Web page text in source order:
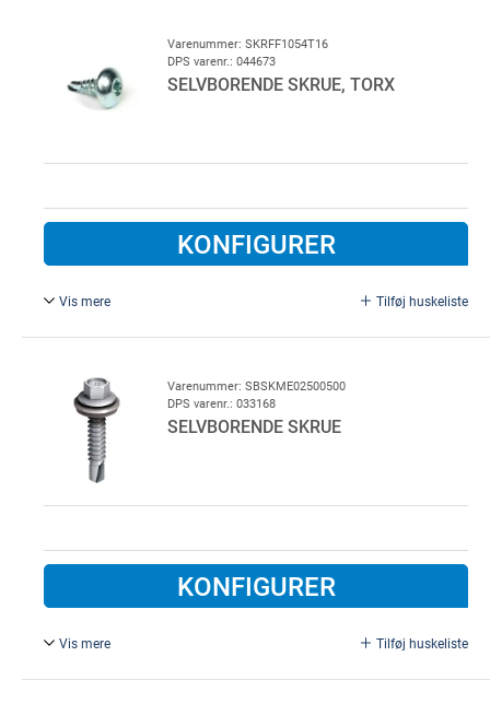
Varenummer: SKRFF1054T16
DPS varenr.: 044673
SELVBORENDE SKRUE, TORX
KONFIGURER
Vis mere Tilføj huskeliste
Varenummer: SBSKME02500500
DPS varenr.: 033168
SELVBORENDE SKRUE
KONFIGURER
Vis mere Tilføj huskeliste